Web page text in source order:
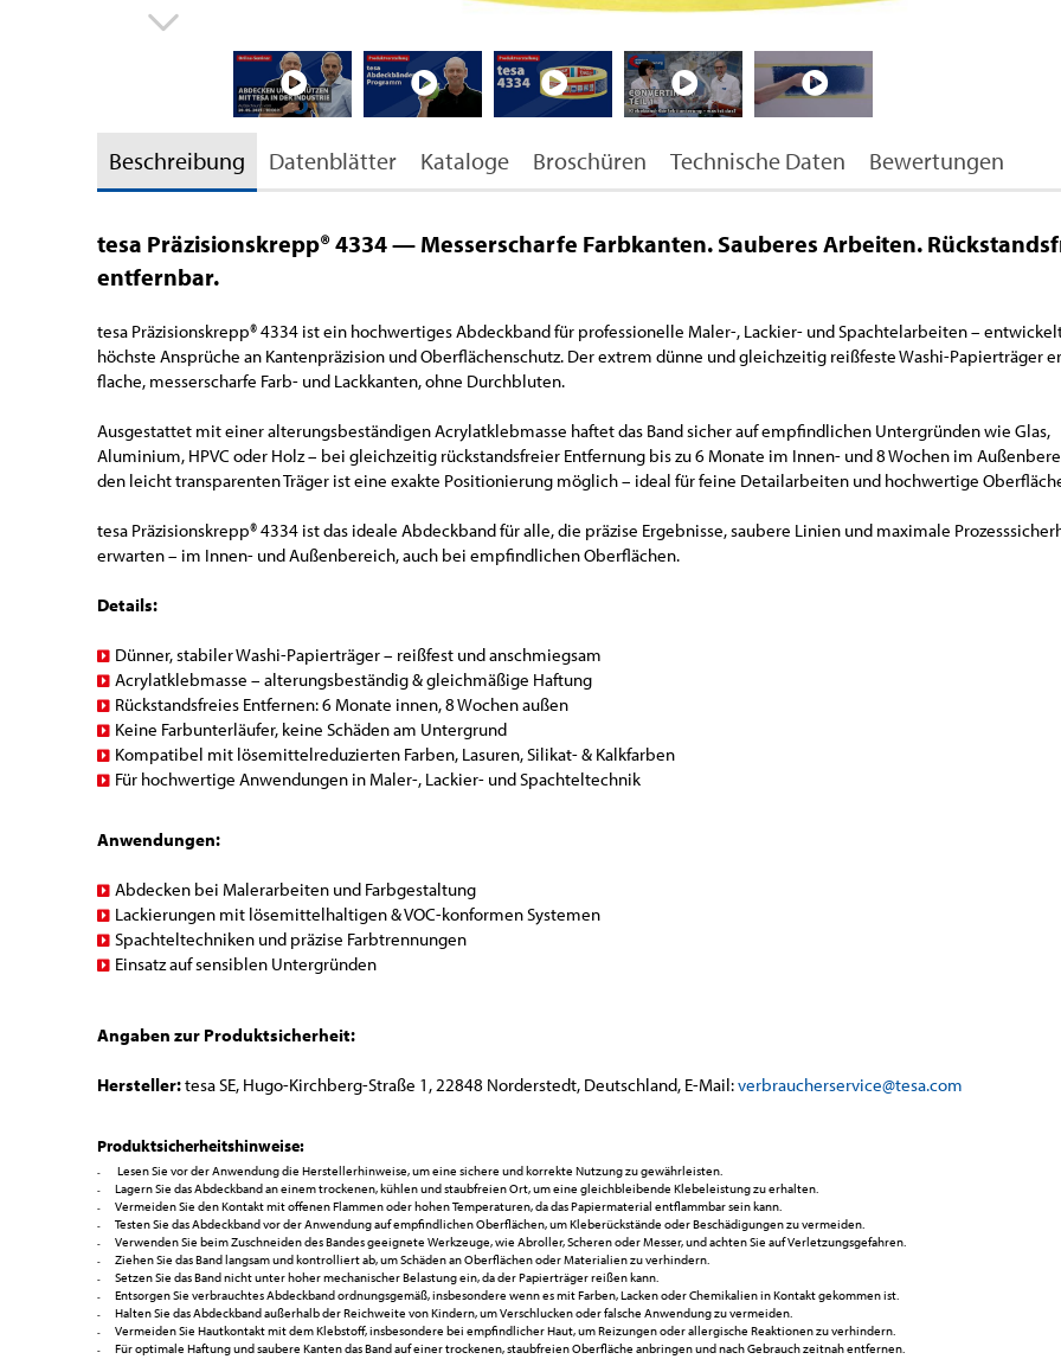
Beschreibung Datenblätter Kataloge Broschüren Technische Daten Bewertungen
tesa Präzisionskrepp® 4334 — Messerscharfe Farbkanten. Sauberes Arbeiten.
entfernbar.
tesa Präzisionskrepp® 4334 ist ein hochwertiges Abdeckband für professionelle Maler-, Lackier- und Spachtelarbeiten –
höchste Ansprüche an Kantenpräzision und Oberflächenschutz. Der extrem dünne und gleichzeitig reißfeste Washi-Papierträger
flache, messerscharfe Farb- und Lackkanten, ohne Durchbluten.
Ausgestattet mit einer alterungsbeständigen Acrylatklebmasse haftet das Band sicher auf empfindlichen Untergründen wie Glas,
Aluminium, HPVC oder Holz – bei gleichzeitig rückstandsfreier Entfernung bis zu 6 Monate im Innen- und 8 Wochen im
den leicht transparenten Träger ist eine exakte Positionierung möglich – ideal für feine Detailarbeiten und hochwertige
tesa Präzisionskrepp® 4334 ist das ideale Abdeckband für alle, die präzise Ergebnisse, saubere Linien und maximale
erwarten – im Innen- und Außenbereich, auch bei empfindlichen Oberflächen.
Details:
Dünner, stabiler Washi-Papierträger – reißfest und anschmiegsam
Acrylatklebmasse – alterungsbeständig & gleichmäßige Haftung
Rückstandsfreies Entfernen: 6 Monate innen, 8 Wochen außen
Keine Farbunterläufer, keine Schäden am Untergrund
Kompatibel mit lösemittelreduzierten Farben, Lasuren, Silikat- & Kalkfarben
Für hochwertige Anwendungen in Maler-, Lackier- und Spachteltechnik
Anwendungen:
Abdecken bei Malerarbeiten und Farbgestaltung
Lackierungen mit lösemittelhaltigen & VOC-konformen Systemen
Spachteltechniken und präzise Farbtrennungen
Einsatz auf sensiblen Untergründen
Angaben zur Produktsicherheit:
Hersteller:tesa SE, Hugo-Kirchberg-Straße 1, 22848 Norderstedt, Deutschland, E-Mail:verbraucherservice@tesa.com
Produktsicherheitshinweise:
Lesen Sie vor der Anwendung die Herstellerhinweise, um eine sichere und korrekte Nutzung zu gewährleisten.
Lagern Sie das Abdeckband an einem trockenen, kühlen und staubfreien Ort, um eine gleichbleibende Klebeleistung zu erhalten.
Vermeiden Sie den Kontakt mit offenen Flammen oder hohen Temperaturen, da das Papiermaterial entflammbar sein kann.
Testen Sie das Abdeckband vor der Anwendung auf empfindlichen Oberflächen, um Kleberückstände oder Beschädigungen zu vermeiden.
Verwenden Sie beim Zuschneiden des Bandes geeignete Werkzeuge, wie Abroller, Scheren oder Messer, und achten Sie auf Verletzungsgefahren.
Ziehen Sie das Band langsam und kontrolliert ab, um Schäden an Oberflächen oder Materialien zu verhindern.
Setzen Sie das Band nicht unter hoher mechanischer Belastung ein, da der Papierträger reißen kann.
Entsorgen Sie verbrauchtes Abdeckband ordnungsgemäß, insbesondere wenn es mit Farben, Lacken oder Chemikalien in Kontakt gekommen ist.
Halten Sie das Abdeckband außerhalb der Reichweite von Kindern, um Verschlucken oder falsche Anwendung zu vermeiden.
Vermeiden Sie Hautkontakt mit dem Klebstoff, insbesondere bei empfindlicher Haut, um Reizungen oder allergische Reaktionen zu verhindern.
Für optimale Haftung und saubere Kanten das Band auf einer trockenen, staubfreien Oberfläche anbringen und nach Gebrauch zeitnah entfernen.